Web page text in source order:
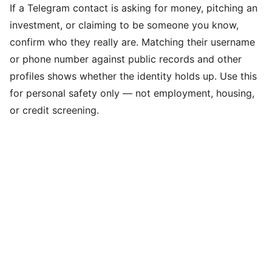
If a Telegram contact is asking for money, pitching an
investment, or claiming to be someone you know,
confirm who they really are. Matching their username
or phone number against public records and other
profiles shows whether the identity holds up. Use this
for personal safety only — not employment, housing,
or credit screening.